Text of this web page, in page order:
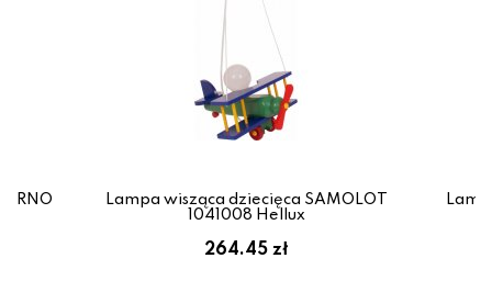
Lampa wisząca dziecięca SAMOLOT
1041008 Hellux
264.45 zł